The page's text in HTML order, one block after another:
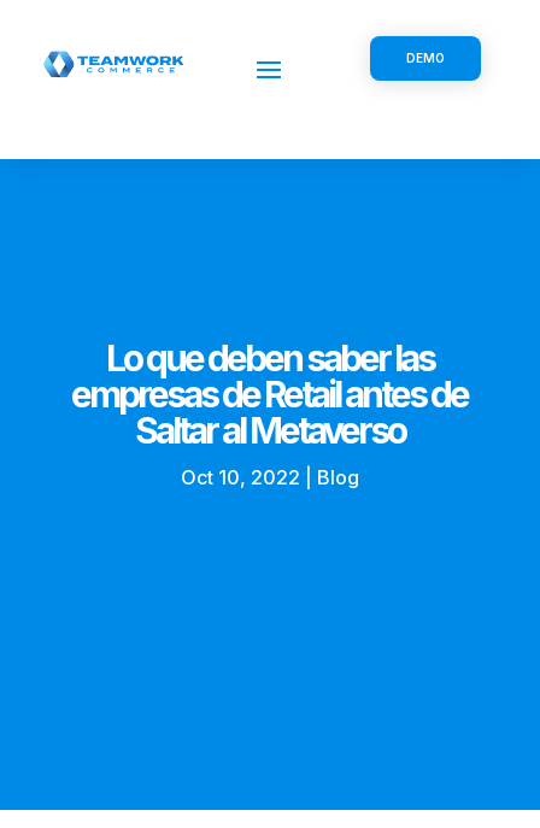
DEMO
Lo que deben saber las
empresas de Retail antes de
Saltar al Metaverso
Oct 10, 2022 Blog